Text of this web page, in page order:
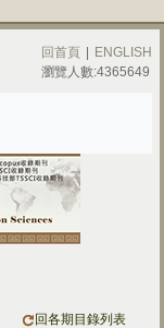
回首頁
ENGLISH
瀏覽人數:4365649
回各期目錄列表